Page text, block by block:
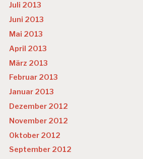
Juli 2013
Juni 2013
Mai 2013
April 2013
März 2013
Februar 2013
Januar 2013
Dezember 2012
November 2012
Oktober 2012
September 2012